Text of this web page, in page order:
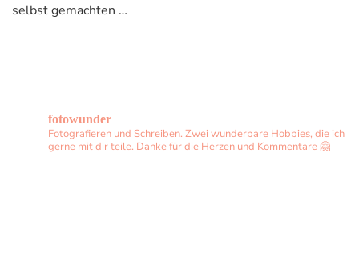
Instagram
selbst gemachten …
fotowunder
Fotografieren und Schreiben. Zwei wunderbare Hobbies, die ich
gerne mit dir teile. Danke für die Herzen und Kommentare 🤗